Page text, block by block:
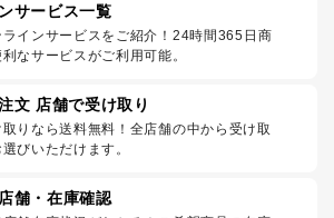
サービス一覧
インサービスをご紹介！24時間365日商
なサービスがご利用可能。
文 店舗で受け取り
取りなら送料無料！全店舗の中から受け取
びいただけます。
舗・在庫確認